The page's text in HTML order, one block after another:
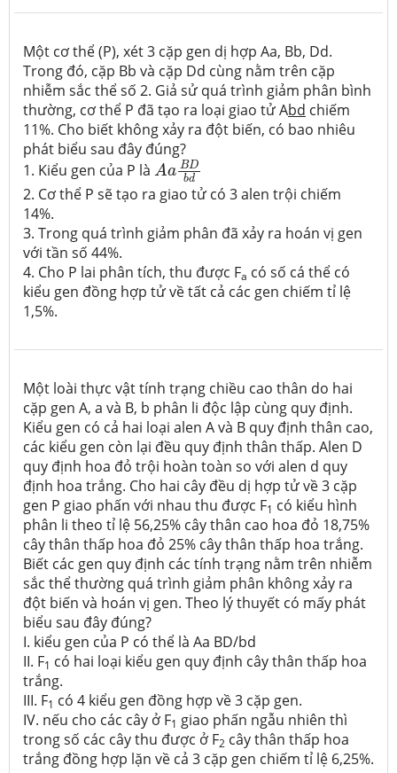
Một cơ thể (P), xét 3 cặp gen dị hợp Aa, Bb, Dd.
Trong đó, cặp Bb và cặp Dd cùng nằm trên cặp
nhiễm sắc thể số 2. Giả sử quá trình giảm phân bình
thường, cơ thể P đã tạo ra loại giao tử Abd chiếm
11%. Cho biết không xảy ra đột biến, có bao nhiêu
phát biểu sau đây đúng?
1. Kiểu gen của P là Aa BD
bd
AaBDb
2. Cơ thể P sẽ tạo ra giao tử có 3 alen trội chiếm
14%.
3. Trong quá trình giảm phân đã xảy ra hoán vị gen
với tần số 44%.
4. Cho P lai phân tích, thu được Fa có số cá thể có
kiểu gen đồng hợp tử về tất cả các gen chiếm tỉ lệ
1,5%.
Một loài thực vật tính trạng chiều cao thân do hai
cặp gen A, a và B, b phân li độc lập cùng quy định.
Kiểu gen có cả hai loại alen A và B quy định thân cao,
các kiểu gen còn lại đều quy định thân thấp. Alen D
quy định hoa đỏ trội hoàn toàn so với alen d quy
định hoa trắng. Cho hai cây đều dị hợp tử về 3 cặp
gen P giao phấn với nhau thu được F1 có kiểu hình
phân li theo tỉ lệ 56,25% cây thân cao hoa đỏ 18,75%
cây thân thấp hoa đỏ 25% cây thân thấp hoa trắng.
Biết các gen quy định các tính trạng nằm trên nhiễm
sắc thể thường quá trình giảm phân không xảy ra
đột biến và hoán vị gen. Theo lý thuyết có mấy phát
biểu sau đây đúng?
I. kiểu gen của P có thể là Aa BD/bd
II. F1 có hai loại kiểu gen quy định cây thân thấp hoa
trắng.
III. F1 có 4 kiểu gen đồng hợp về 3 cặp gen.
IV. nếu cho các cây ở F1 giao phấn ngẫu nhiên thì
trong số các cây thu được ở F2 cây thân thấp hoa
trắng đồng hợp lặn về cả 3 cặp gen chiếm tỉ lệ 6,25%.